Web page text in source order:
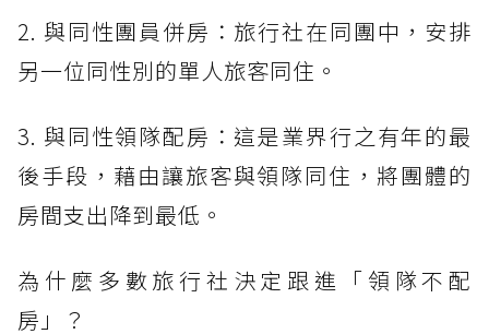
2. 與同性團員併房：旅行社在同團中，安排
另一位同性別的單人旅客同住。
3. 與同性領隊配房：這是業界行之有年的最
後手段，藉由讓旅客與領隊同住，將團體的
房間支出降到最低。
為什麼多數旅行社決定跟進「領隊不配
房」？